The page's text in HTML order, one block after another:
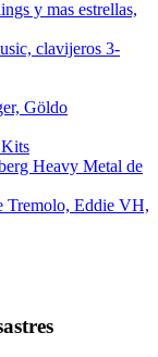
y mas estrellas,
clavijeros 3-
Göldo
Heavy Metal de
Tremolo, Eddie VH,